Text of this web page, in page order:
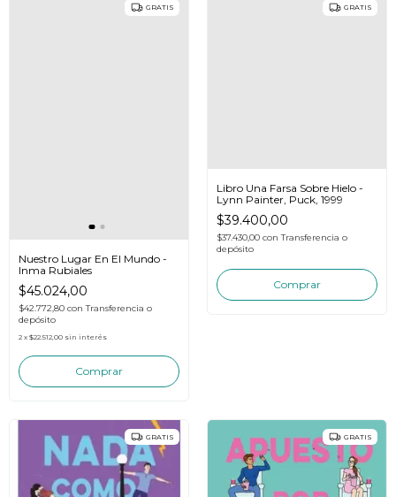
GRATIS
Nuestro Lugar En El Mundo -
Inma Rubiales
$45.024,00
$42.772,80 con Transferencia o
depósito
2 x $22.512,00 sin interés
GRATIS
Libro Una Farsa Sobre Hielo -
Lynn Painter, Puck, 1999
$39.400,00
$37.430,00 con Transferencia o
depósito
GRATIS GRATIS